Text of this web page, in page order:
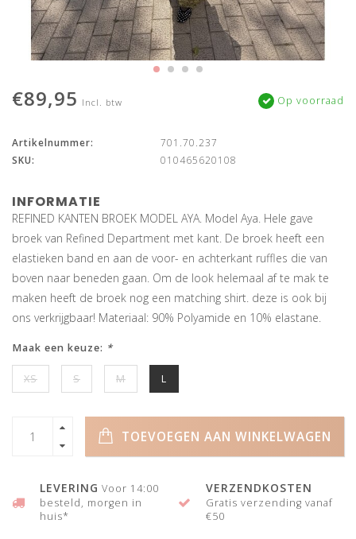
€89,95 Incl. btw Op voorraad
Artikelnummer:
701.70.237
SKU:
010465620108
INFORMATIE
REFINED KANTEN BROEK MODEL AYA. Model Aya. Hele gave
broek van Refined Department met kant. De broek heeft een
elastieken band en aan de voor- en achterkant ruffles die van
boven naar beneden gaan. Om de look helemaal af te mak te
maken heeft de broek nog een matching shirt. deze is ook bij
ons verkrijgbaar! Materiaal: 90% Polyamide en 10% elastane.
Maak een keuze: *
XS S M L
TOEVOEGEN AAN WINKELWAGEN
LEVERING Voor 14:00
besteld, morgen in
huis*
VERZENDKOSTEN
Gratis verzending vanaf
€50